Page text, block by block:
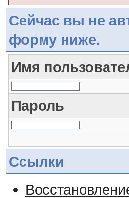
Сейчас вы не
форму ниже.
Имя
Пароль
Ссылки